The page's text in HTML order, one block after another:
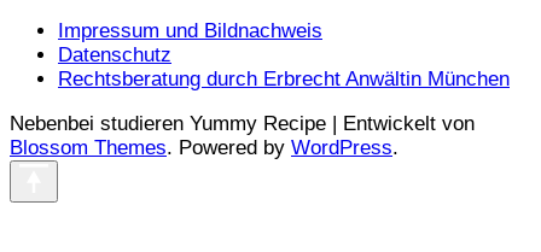
Impressum und Bildnachweis
Datenschutz
Rechtsberatung durch Erbrecht Anwältin München
Nebenbei studieren Yummy Recipe | Entwickelt von
Blossom Themes. Powered by WordPress.